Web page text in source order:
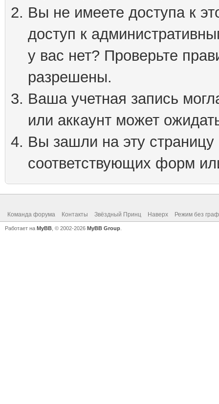
Вы не имеете доступа к
доступ к
у вас нет? Проверьте
разрешены.
Ваша учетная запись
или аккаунт может
Вы зашли на эту
соответствующих форм
Команда форума Контакты Звёздный Принц Наверх Режим без
Работает на MyBB , © 2002-2026 MyBB Group